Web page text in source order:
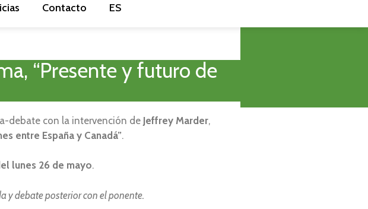
Contacto ES
“Presente y futuro de
debate con la intervención de Jeffrey Marder,
entre España y Canadá”.
lunes 26 de mayo.
y debate posterior con el ponente.